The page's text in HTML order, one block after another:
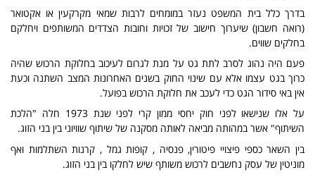
בדרך כלל בית המשפט נעזר במומחים לרבות שמאי מקרקעין או אקטואר
(רואה חשבון) שיערוך חישוב של זכויות וחובות הצדדים המשותפים ויחלקם
בחלקים שווים.
פעם היה נהוג לסרב לתת גט על מנת לגרום לעיכוב בחלוקת הרכוש שהיה
כרוך בגט עצמו אלא עם שינוי החוק בשנים האחרונות המצב השתנה וכעת
אין באי סידור הגט כדי לעכב את חלוקת הרכוש בפועל.
על אלו שנישאו לפני חוק יחסי ממון קרי לפני שנת 1973 חלה "הלכת
השיתוף" אשר במהותה מביאה לאותה מסקנה של שיתוף שוויוני בין בני הזוג.
בין השאר כספי פיצויי פיטורין, פנסיה , קופות גמל , קרנות השתלמות ואף
מוניטין של עסק נחשבים לרכוש משותף שיש לחלקו בין בני הזוג.